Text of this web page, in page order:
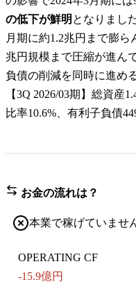
の低下が鮮明 となりまし
月期に約1.2兆円まで膨ら
兆円規模まで圧縮が進ん
負債の削減を同時に進め
【3Q 2026/03期】総資産
比率10.6%、有利子負債
お金の流れは？
本業で稼げていませ
OPERATING CF
-15.9億円